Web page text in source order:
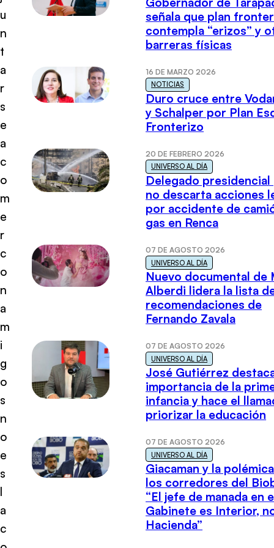
u
n
t
a
r
s
e
a
c
o
m
e
r
c
o
n
a
m
i
g
o
s
n
o
e
s
l
a
c
señala que plan
contempla “erizos” y
barreras físicas
16 DE MARZO 2026
NOTICIAS
Duro cruce entre
y Schalper por Plan
Fronterizo
20 DE FEBRERO 2026
UNIVERSO AL DÍA
Delegado presidencial
no descarta acciones
por accidente de
gas en Renca
07 DE AGOSTO 2026
UNIVERSO AL DÍA
Nuevo documental de
Alberdi lidera la lista
recomendaciones de
Fernando Zavala
07 DE AGOSTO 2026
UNIVERSO AL DÍA
José Gutiérrez
importancia de la
infancia y hace el
priorizar la educación
07 DE AGOSTO 2026
UNIVERSO AL DÍA
Giacaman y la
los corredores del
“El jefe de manada en
Gabinete es Interior,
Hacienda”